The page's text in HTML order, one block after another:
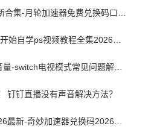
switch电视模式怎么调节音量-switch电视模式常见问题解决方案
钉钉直播没有声音解决方法？